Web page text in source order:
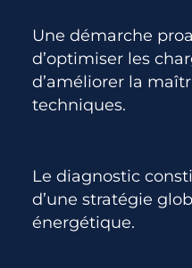
Une démarche
d’optimiser les
d’améliorer la
techniques.
Le diagnostic
d’une stratégie
énergétique.